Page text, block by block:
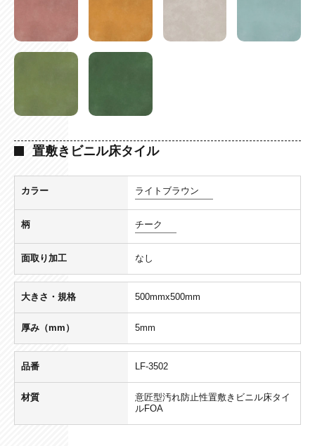
置敷きビニル床タイル
カラー ライトブラウン
柄 チーク
面取り加工 なし
大きさ・規格 500mmx500mm
厚み（mm） 5mm
品番 LF-3502
材質
意匠型汚れ防止性置敷きビニル床タイ
ルFOA